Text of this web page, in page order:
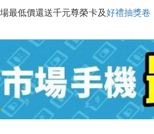
最低價還送千元尊榮卡及好禮抽獎卷